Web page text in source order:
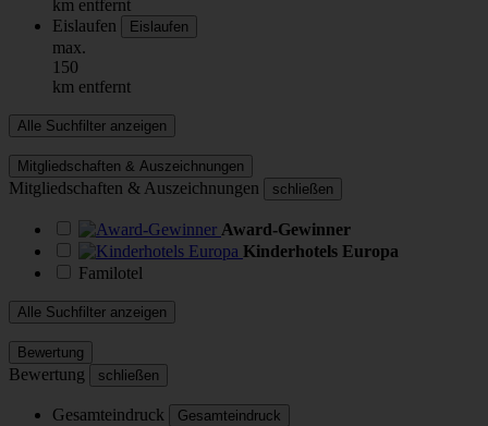
km entfernt
Eislaufen
Eislaufen
max.
150
km entfernt
Alle Suchfilter anzeigen
Mitgliedschaften & Auszeichnungen
Mitgliedschaften & Auszeichnungen schließen
Award-Gewinner
Kinderhotels Europa
Familotel
Alle Suchfilter anzeigen
Bewertung
Bewertung schließen
Gesamteindruck Gesamteindruck